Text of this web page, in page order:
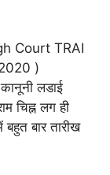
Court TRAI
)
लडाई
चिह्न लग ही
बार तारीख